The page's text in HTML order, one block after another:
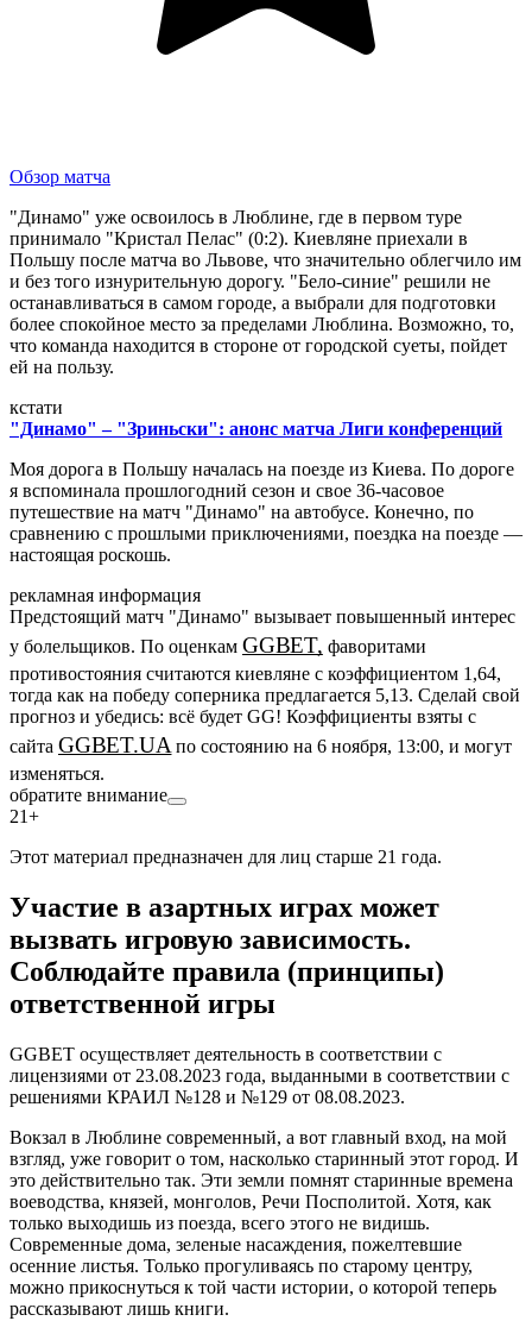
Обзор матча
"Динамо" уже освоилось в Люблине, где в первом туре
принимало "Кристал Пелас" (0:2). Киевляне приехали в
Польшу после матча во Львове, что значительно облегчило им
и без того изнурительную дорогу. "Бело-синие" решили не
останавливаться в самом городе, а выбрали для подготовки
более спокойное место за пределами Люблина. Возможно, то,
что команда находится в стороне от городской суеты, пойдет
ей на пользу.
кстати
"Динамо" – "Зриньски": анонс матча Лиги конференций
Моя дорога в Польшу началась на поезде из Киева. По дороге
я вспоминала прошлогодний сезон и свое 36-часовое
путешествие на матч "Динамо" на автобусе. Конечно, по
сравнению с прошлыми приключениями, поездка на поезде —
настоящая роскошь.
рекламная информация
Предстоящий матч "Динамо" вызывает повышенный интерес
у болельщиков. По оценкам GGBET, фаворитами
противостояния считаются киевляне с коэффициентом 1,64,
тогда как на победу соперника предлагается 5,13. Сделай свой
прогноз и убедись: всё будет GG! Коэффициенты взяты с
сайта GGBET.UAпо состоянию на 6 ноября, 13:00, и могут
изменяться.
обратите внимание
21+
Этот материал предназначен для лиц старше 21 года.
Участие в азартных играх может
вызвать игровую зависимость.
Соблюдайте правила (принципы)
ответственной игры
GGBET осуществляет деятельность в соответствии с
лицензиями от 23.08.2023 года, выданными в соответствии с
решениями КРАИЛ №128 и №129 от 08.08.2023.
Вокзал в Люблине современный, а вот главный вход, на мой
взгляд, уже говорит о том, насколько старинный этот город. И
это действительно так. Эти земли помнят старинные времена
воеводства, князей, монголов, Речи Посполитой. Хотя, как
только выходишь из поезда, всего этого не видишь.
Современные дома, зеленые насаждения, пожелтевшие
осенние листья. Только прогуливаясь по старому центру,
можно прикоснуться к той части истории, о которой теперь
рассказывают лишь книги.